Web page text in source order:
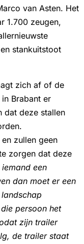
van Asten. Het
1.700 zeugen,
stankuitstoot
zich af of de
Brabant er
dat deze stallen
zullen geen
zorgen dat deze
iemand een
dan moet er een
persoon het
zijn trailer
de trailer staat